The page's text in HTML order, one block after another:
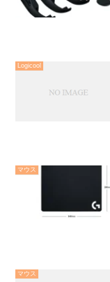
Logicool
マウス
マウス